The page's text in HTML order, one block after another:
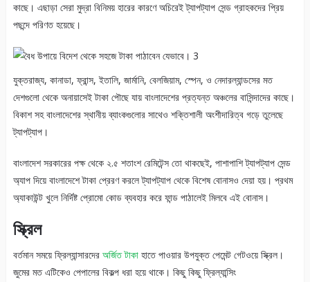
কাছে। এছাড়া সেরা মুদ্রা বিনিময় হারের কারণে অচিরেই ট্যাপট্যাপ সেন্ড গ্রাহকদের প্রিয়
পছন্দে পরিণত হয়েছে।
যুক্তরাজ্য, কানাডা, ফ্রান্স, ইতালি, জার্মানি, বেলজিয়াম, স্পেন, ও নেদারল্যান্ডসের মত
দেশগুলো থেকে অনায়াসেই টাকা পৌছে যায় বাংলাদেশের প্রত্যন্ত অঞ্চলের বাসিন্দাদের কাছে।
বিকাশ সহ বাংলাদেশের স্থানীয় ব্যাংকগুলোর সাথেও শক্তিশালী অংশীদারিত্ব গড়ে তুলেছে
ট্যাপট্যাপ।
বাংলাদেশ সরকারের পক্ষ থেকে ২.৫ শতাংশ রেমিটেন্স তো থাকছেই, পাশাপাশি ট্যাপট্যাপ সেন্ড
অ্যাপ দিয়ে বাংলাদেশে টাকা প্রেরণ করলে ট্যাপট্যাপ থেকে বিশেষ বোনাসও দেয়া হয়। প্রথম
অ্যাকাউন্ট খুলে নির্দিষ্ট প্রোমো কোড ব্যবহার করে ফান্ড পাঠালেই মিলবে এই বোনাস।
স্ক্রিল
বর্তমান সময়ে ফ্রিল্যান্সারদের অর্জিত টাকা হাতে পাওয়ার উপযুক্ত পেমেন্ট গেটওয়ে স্ক্রিল।
জুমের মত এটিকেও পেপালের বিকল্প ধরা হয়ে থাকে। কিছু কিছু ফ্রিল্যান্সিং